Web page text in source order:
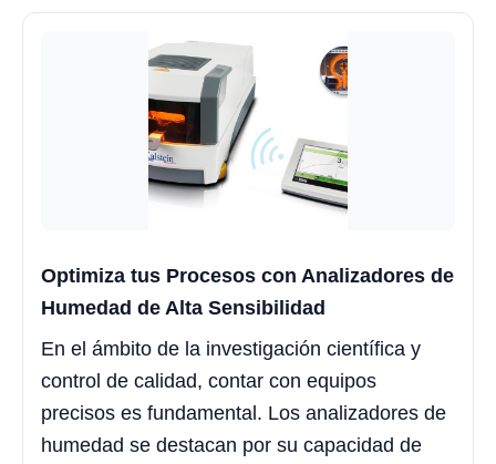
Optimiza tus Procesos con Analizadores de
Humedad de Alta Sensibilidad
En el ámbito de la investigación científica y
control de calidad, contar con equipos
precisos es fundamental. Los analizadores de
humedad se destacan por su capacidad de